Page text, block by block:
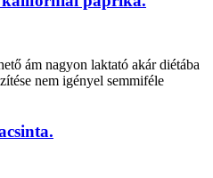
ám nagyon laktató akár diétába
nem igényel semmiféle